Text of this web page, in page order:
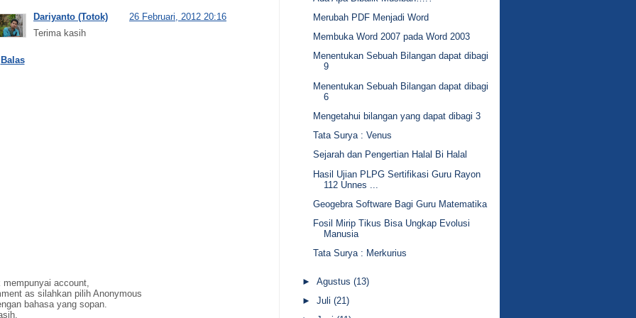
Dariyanto (Totok)
26 Februari, 2012 20:16
Terima kasih
Balas
account,
as silahkan pilih Anonymous
bahasa yang sopan.
Merubah PDF Menjadi Word
Membuka Word 2007 pada Word 2003
Menentukan Sebuah Bilangan dapat dibagi
9
Menentukan Sebuah Bilangan dapat dibagi
6
Mengetahui bilangan yang dapat dibagi 3
Tata Surya : Venus
Sejarah dan Pengertian Halal Bi Halal
Hasil Ujian PLPG Sertifikasi Guru Rayon
112 Unnes ...
Geogebra Software Bagi Guru Matematika
Fosil Mirip Tikus Bisa Ungkap Evolusi
Manusia
Tata Surya : Merkurius
► Agustus (13)
► Juli (21)